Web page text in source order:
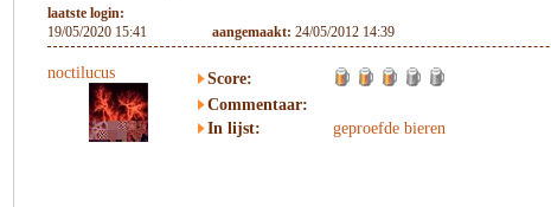
laatste login:
19/05/2020 15:41
aangemaakt: 24/05/2012 14:39
noctilucus
Score:
Commentaar:
In lijst:
geproefde bieren